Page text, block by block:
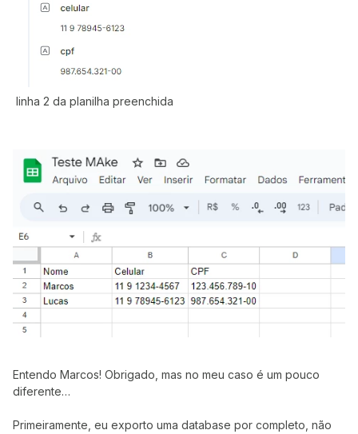
linha 2 da planilha preenchida
Entendo Marcos! Obrigado, mas no meu caso é um pouco
diferente…
Primeiramente, eu exporto uma database por completo, não